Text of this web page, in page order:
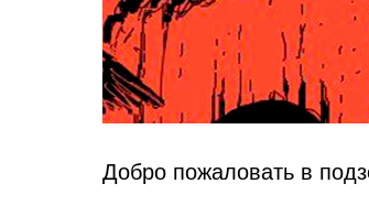
Добро пожаловать в